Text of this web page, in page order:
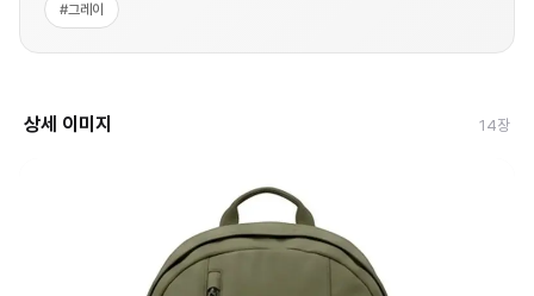
#그레이
상세 이미지 14장